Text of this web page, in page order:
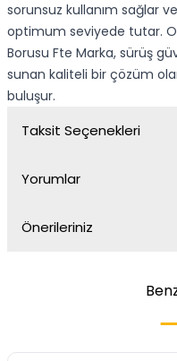
sorunsuz kullanım sağlar ve
optimum seviyede tutar.
Borusu Fte Marka, sürüş
sunan kaliteli bir çözüm
buluşur.
Taksit Seçenekleri
Yorumlar
Önerileriniz